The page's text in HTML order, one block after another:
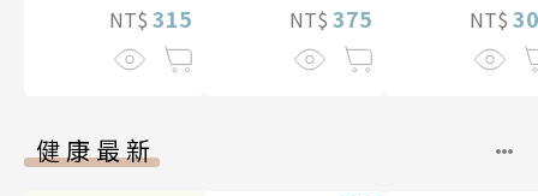
NT$ 315 NT$ 375 NT$
健康最新